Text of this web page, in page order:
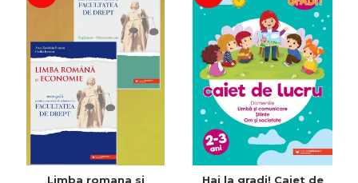
Limba romana si
Hai la gradi! Caiet de